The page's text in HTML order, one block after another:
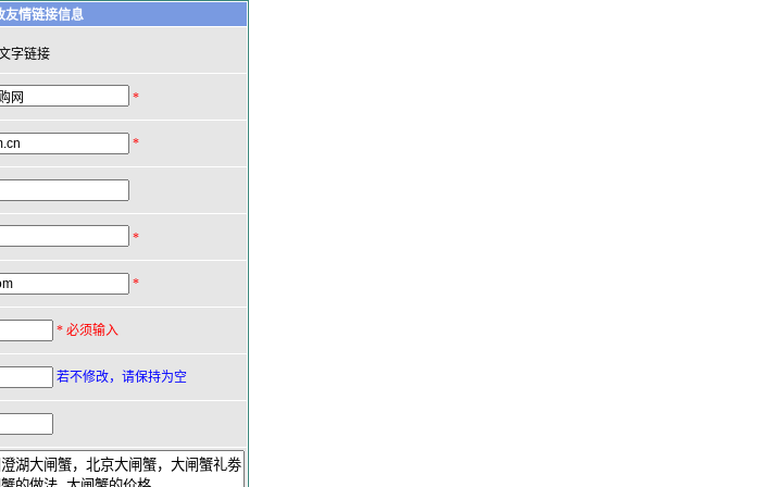
友情链接信息
字链接
*
*
*
*
* 必须输入
若不修改，请保持为空